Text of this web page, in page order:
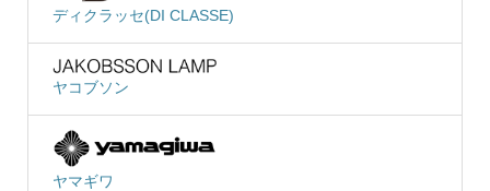
ディクラッセ(DI CLASSE)
ヤコブソン
ヤマギワ